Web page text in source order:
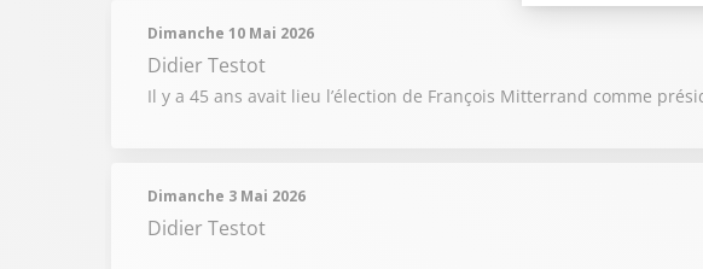
Dimanche 10 Mai 2026
Didier Testot
Il y a 45 ans avait lieu l’élection de François Mitterrand comme
Dimanche 3 Mai 2026
Didier Testot